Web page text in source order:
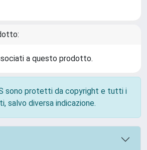
a questo prodotto.
sono protetti da copyright e tutti i
salvo diversa indicazione.